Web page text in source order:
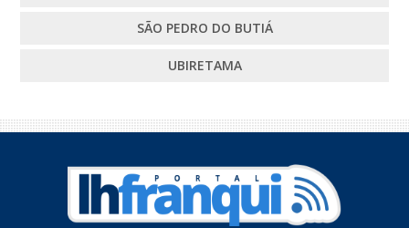
SÃO PEDRO DO BUTIÁ
UBIRETAMA